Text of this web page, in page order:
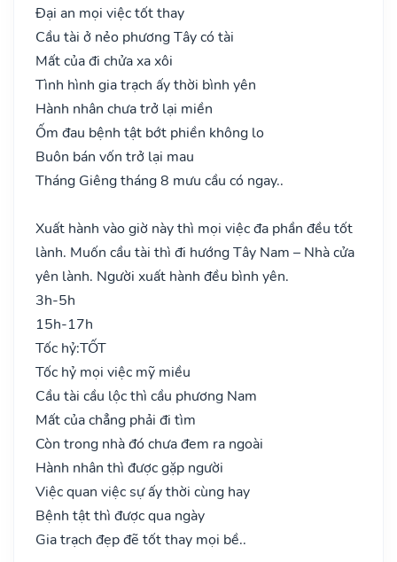
Đại an mọi việc tốt thay
Cầu tài ở nẻo phương Tây có tài
Mất của đi chửa xa xôi
Tình hình gia trạch ấy thời bình yên
Hành nhân chưa trở lại miền
Ốm đau bệnh tật bớt phiền không lo
Buôn bán vốn trở lại mau
Tháng Giêng tháng 8 mưu cầu có ngay..
Xuất hành vào giờ này thì mọi việc đa phần đều tốt
lành. Muốn cầu tài thì đi hướng Tây Nam – Nhà cửa
yên lành. Người xuất hành đều bình yên.
3h-5h
15h-17h
Tốc hỷ:TỐT
Tốc hỷ mọi việc mỹ miều
Cầu tài cầu lộc thì cầu phương Nam
Mất của chẳng phải đi tìm
Còn trong nhà đó chưa đem ra ngoài
Hành nhân thì được gặp người
Việc quan việc sự ấy thời cùng hay
Bệnh tật thì được qua ngày
Gia trạch đẹp đẽ tốt thay mọi bề..